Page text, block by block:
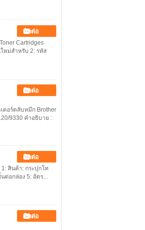
ติดต่อ
Cartridges
หม่สำหรับ 2: รหัส
ติดต่อ
ดอร์ตลับหมึก Brother
9330 คำอธิบาย :
ติดต่อ
สินค้า: กระปุกโท
ต่อกล่อง 5: อัตร...
ติดต่อ